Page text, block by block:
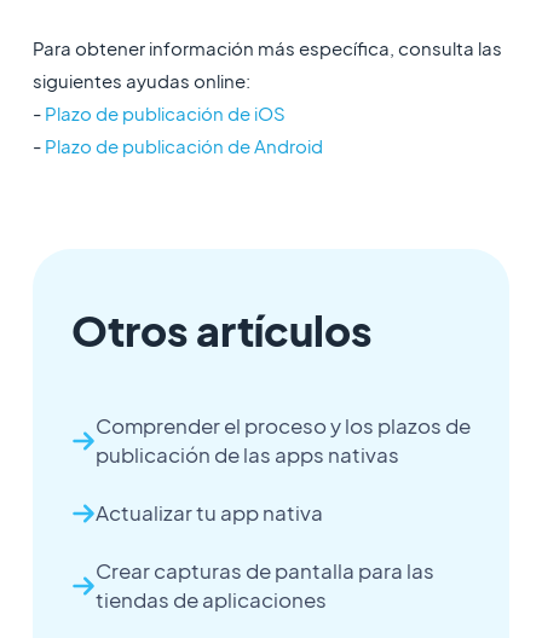
Para obtener información más específica, consulta las
siguientes ayudas online:
- Plazo de publicación de iOS
- Plazo de publicación de Android
Otros artículos
Comprender el proceso y los plazos de
publicación de las apps nativas
Actualizar tu app nativa
Crear capturas de pantalla para las
tiendas de aplicaciones